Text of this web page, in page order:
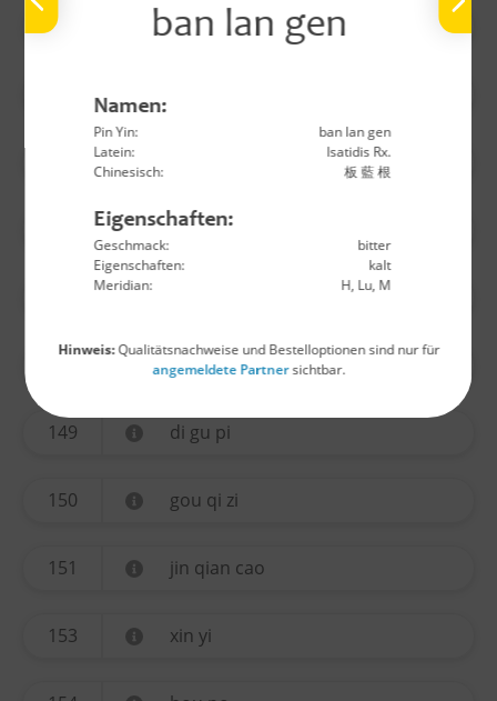
ban lan gen
Namen:
Pin Yin:
ban lan gen
Latein:
Isatidis Rx.
Chinesisch:
板 藍 根
Eigenschaften:
Geschmack:
bitter
Eigenschaften:
kalt
Meridian:
H, Lu, M
Hinweis:Qualitätsnachweise und Bestelloptionen sind nur für
angemeldete Partnersichtbar.
140 wu yao
long yan rou
sang ji sheng
149 di gu pi
150 gou qi zi
151 jin qian cao
153 xin yi